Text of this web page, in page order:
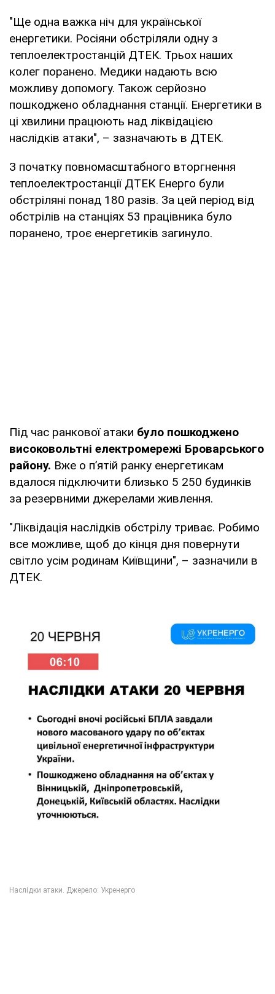
Харківська
область
Херсон та
Херсонська
область
https://ksoe.com.ua/cabinet/login/
особистому кабінеті)
Хмельницький
та область
https://hoe.com.ua/shutdown/new
Черкаси та
https://cherkasyoblenergo.com/off
Чернівці та
область
https://oblenergo.cv.ua/shutdowns/
"Ще одна важка ніч для української
енергетики. Росіяни обстріляли одну з
теплоелектростанцій ДТЕК. Трьох наших
колег поранено. Медики надають всю
можливу допомогу. Також серйозно
пошкоджено обладнання станції. Енергетики в
ці хвилини працюють над ліквідацією
наслідків атаки", – зазначають в ДТЕК.
З початку повномасштабного вторгнення
теплоелектростанції ДТЕК Енерго були
обстріляні понад 180 разів. За цей період від
обстрілів на станціях 53 працівника було
поранено, троє енергетиків загинуло.
Під час ранкової атаки було пошкоджено
високовольтні електромережі Броварського
району. Вже о пʼятій ранку енергетикам
вдалося підключити близько 5 250 будинків
за резервними джерелами живлення.
"Ліквідація наслідків обстрілу триває. Робимо
все можливе, щоб до кінця дня повернути
світло усім родинам Київщини", – зазначили в
ДТЕК.